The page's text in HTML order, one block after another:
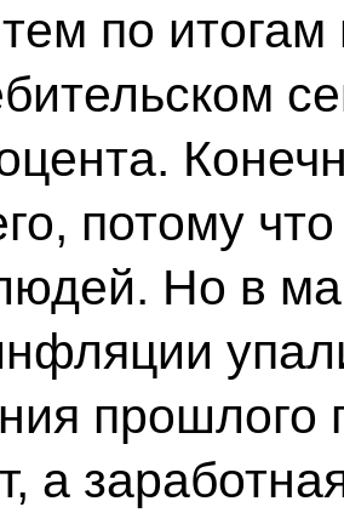
по итогам
потому
Но в
прошлого
а